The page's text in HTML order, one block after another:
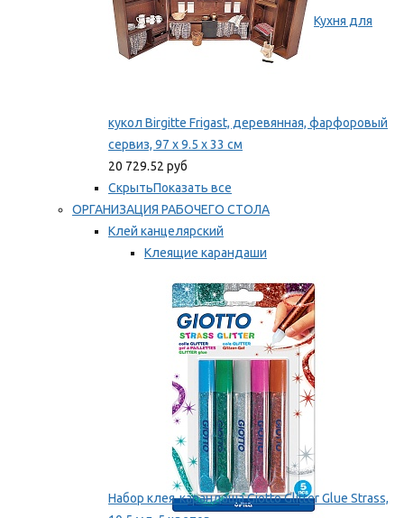
Кухня для
кукол Birgitte Frigast, деревянная, фарфоровый
сервиз, 97 x 9.5 x 33 см
20 729.52 руб
СкрытьПоказать все
ОРГАНИЗАЦИЯ РАБОЧЕГО СТОЛА
Клей канцелярский
Клеящие карандаши
Мы рекомендуем
Набор клея-карандаша Giotto Glitter Glue Strass,